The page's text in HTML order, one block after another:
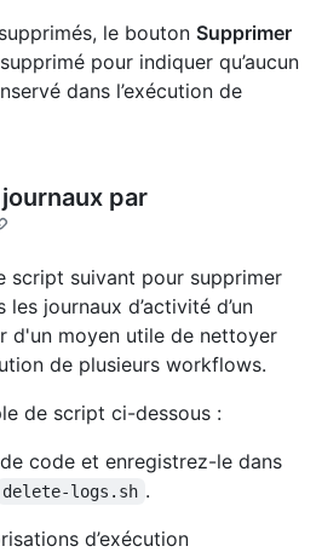
le bouton Supprimer
pour indiquer qu’aucun
dans l’exécution de
par
script suivant pour supprimer
journaux d’activité d’un
d'un moyen utile de nettoyer
de plusieurs workflows.
de script ci-dessous :
code et enregistrez-le dans
delete-logs.sh .
d’exécution